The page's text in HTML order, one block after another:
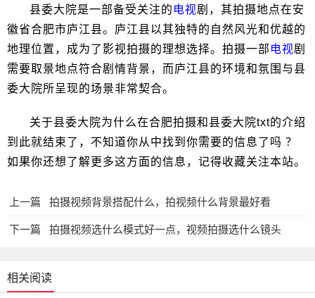
县委大院是一部备受关注的 电视剧，其拍摄地点在安
徽省合肥市庐江县。庐江县以其独特的自然风光和优越的
地理位置，成为了影视拍摄的理想选择。拍摄一部 电视剧
需要取景地点符合剧情背景，而庐江县的环境和氛围与县
委大院所呈现的场景非常契合。
关于县委大院为什么在合肥拍摄和县委大院txt的介绍
到此就结束了，不知道你从中找到你需要的信息了吗 ？
如果你还想了解更多这方面的信息，记得收藏关注本站。
上一篇 拍摄视频背景搭配什么，拍视频什么背景最好看
下一篇 拍摄视频选什么模式好一点，视频拍摄选什么镜头
相关阅读